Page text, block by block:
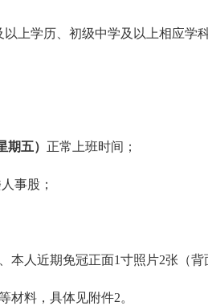
上学历、初级中学及以上相应学
期五） 正常上班时间；
事股；
本人近期免冠正面1寸照片2张（背
材料，具体见附件2。